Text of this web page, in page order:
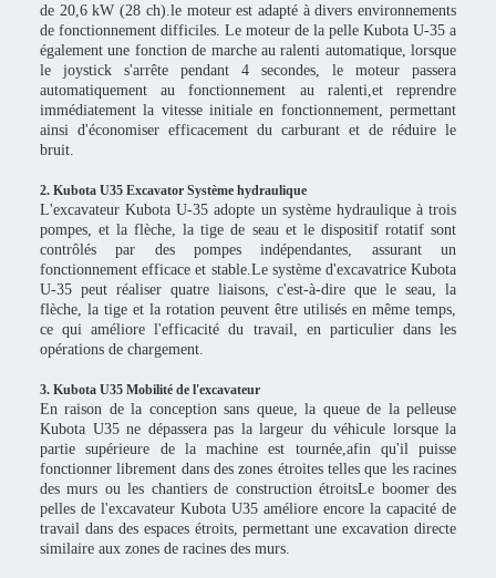
de 20,6 kW (28 ch).le moteur est adapté à divers environnements
de fonctionnement difficiles. Le moteur de la pelle Kubota U-35 a
également une fonction de marche au ralenti automatique, lorsque
le joystick s'arrête pendant 4 secondes, le moteur passera
automatiquement au fonctionnement au ralenti,et reprendre
immédiatement la vitesse initiale en fonctionnement, permettant
ainsi d'économiser efficacement du carburant et de réduire le
bruit.
2. Kubota U35 Excavator Système hydraulique
L'excavateur Kubota U-35 adopte un système hydraulique à trois
pompes, et la flèche, la tige de seau et le dispositif rotatif sont
contrôlés par des pompes indépendantes, assurant un
fonctionnement efficace et stable.Le système d'excavatrice Kubota
U-35 peut réaliser quatre liaisons, c'est-à-dire que le seau, la
flèche, la tige et la rotation peuvent être utilisés en même temps,
ce qui améliore l'efficacité du travail, en particulier dans les
opérations de chargement.
3. Kubota U35 Mobilité de l'excavateur
En raison de la conception sans queue, la queue de la pelleuse
Kubota U35 ne dépassera pas la largeur du véhicule lorsque la
partie supérieure de la machine est tournée,afin qu'il puisse
fonctionner librement dans des zones étroites telles que les racines
des murs ou les chantiers de construction étroitsLe boomer des
pelles de l'excavateur Kubota U35 améliore encore la capacité de
travail dans des espaces étroits, permettant une excavation directe
similaire aux zones de racines des murs.